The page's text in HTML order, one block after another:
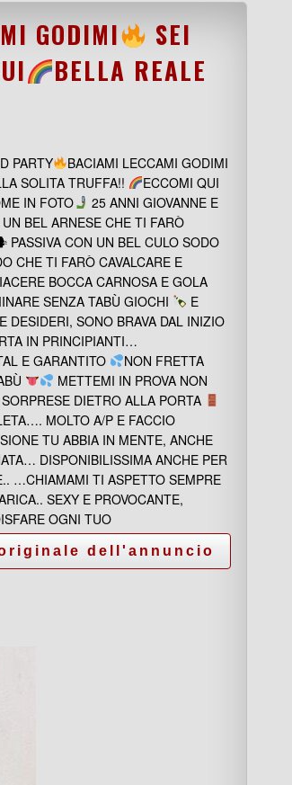
GODIMI
SEI
BELLA REALE
PARTY
BACIAMI LECCAMI GODIMI
SOLITA TRUFFA!!
ECCOMI QUI
IN FOTO
25 ANNI GIOVANNE E
BEL ARNESE CHE TI FARÒ
CON UN BEL CULO SODO
CHE TI FARÒ CAVALCARE E
BOCCA CARNOSA E GOLA
SENZA TABÙ GIOCHI
E
DESIDERI, SONO BRAVA DAL INIZIO
IN PRINCIPIANTI…
E GARANTITO
NON FRETTA
METTEMI IN PROVA NON
DIETRO ALLA PORTA
MOLTO A/P E FACCIO
TU ABBIA IN MENTE, ANCHE
DISPONIBILISSIMA ANCHE PER
…CHIAMAMI TI ASPETTO SEMPRE
SEXY E PROVOCANTE,
OGNI TUO